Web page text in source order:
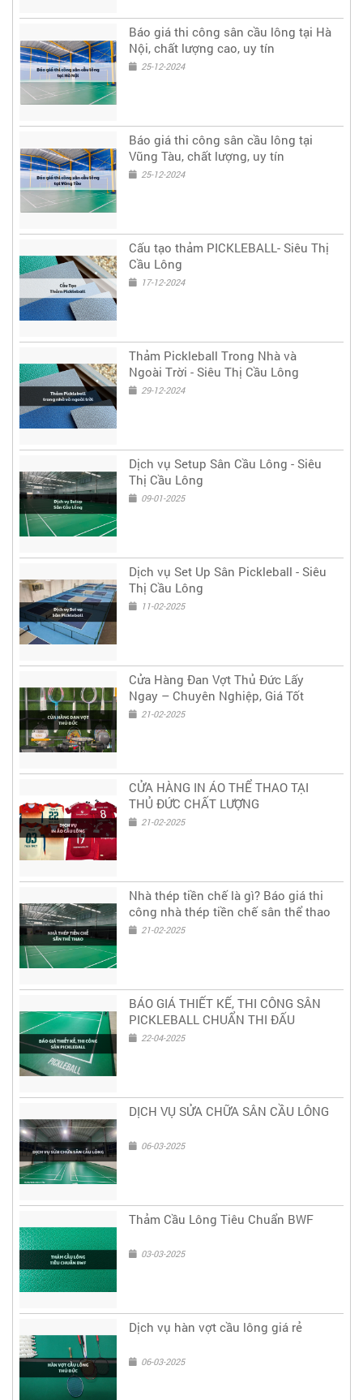
Báo giá thi công sân cầu lông tại Hà
Nội, chất lượng cao, uy tín
25-12-2024
Báo giá thi công sân cầu lông tại
Vũng Tàu, chất lượng, uy tín
25-12-2024
Cấu tạo thảm PICKLEBALL- Siêu Thị
Cầu Lông
17-12-2024
Thảm Pickleball Trong Nhà và
Ngoài Trời - Siêu Thị Cầu Lông
29-12-2024
Dịch vụ Setup Sân Cầu Lông - Siêu
Thị Cầu Lông
09-01-2025
Dịch vụ Set Up Sân Pickleball - Siêu
Thị Cầu Lông
11-02-2025
Cửa Hàng Đan Vợt Thủ Đức Lấy
Ngay – Chuyên Nghiệp, Giá Tốt
21-02-2025
CỬA HÀNG IN ÁO THỂ THAO TẠI
THỦ ĐỨC CHẤT LƯỢNG
21-02-2025
Nhà thép tiền chế là gì? Báo giá thi
công nhà thép tiền chế sân thể thao
21-02-2025
BÁO GIÁ THIẾT KẾ, THI CÔNG SÂN
PICKLEBALL CHUẨN THI ĐẤU
22-04-2025
DỊCH VỤ SỬA CHỮA SÂN CẦU LÔNG
06-03-2025
Thảm Cầu Lông Tiêu Chuẩn BWF
03-03-2025
Dịch vụ hàn vợt cầu lông giá rẻ
06-03-2025